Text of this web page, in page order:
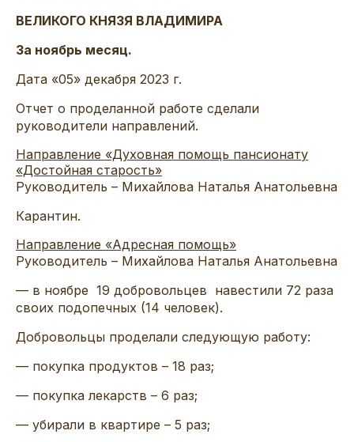
ВЕЛИКОГО КНЯЗЯ ВЛАДИМИРА
За ноябрь месяц.
Дата «05» декабря 2023 г.
Отчет о проделанной работе сделали
руководители направлений.
Направление «Духовная помощь пансионату
«Достойная старость»
Руководитель – Михайлова Наталья Анатольевна
Карантин.
Направление «Адресная помощь»
Руководитель – Михайлова Наталья Анатольевна
— в ноябре 19 добровольцев навестили 72 раза
своих подопечных (14 человек).
Добровольцы проделали следующую работу:
— покупка продуктов – 18 раз;
— покупка лекарств – 6 раз;
— убирали в квартире – 5 раз;